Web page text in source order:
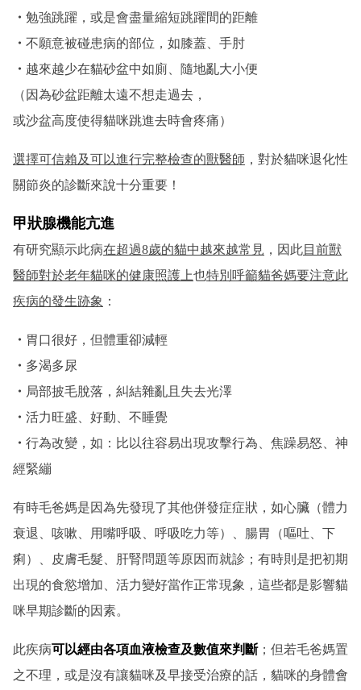
・ 勉強跳躍，或是會盡量縮短跳躍間的距離
・ 不願意被碰患病的部位，如膝蓋、手肘
・ 越來越少在貓砂盆中如廁、隨地亂大小便
（因為砂盆距離太遠不想走過去，
或沙盆高度使得貓咪跳進去時會疼痛）
選擇可信賴及可以進行完整檢查的獸醫師 ，對於貓咪退化性
關節炎的診斷來說十分重要！
甲狀腺機能亢進
有研究顯示此病在超過8歲的貓中越來越常見 ，因此目前獸
醫師對於老年貓咪的健康照護上也特別呼籲貓爸媽要注意此
疾病的發生跡象 ：
・ 胃口很好，但體重卻減輕
・ 多渴多尿
・ 局部披毛脫落，糾結雜亂且失去光澤
・ 活力旺盛、好動、不睡覺
・ 行為改變，如：比以往容易出現攻擊行為、焦躁易怒、神
經緊繃
有時毛爸媽是因為先發現了其他併發症症狀，如心臟（體力
衰退、咳嗽、用嘴呼吸、呼吸吃力等）、腸胃（嘔吐、下
痢）、皮膚毛髮、肝腎問題等原因而就診；有時則是把初期
出現的食慾增加、活力變好當作正常現象，這些都是影響貓
咪早期診斷的因素。
此疾病可以經由各項血液檢查及數值來判斷；但若毛爸媽置
之不理，或是沒有讓貓咪及早接受治療的話，貓咪的身體會